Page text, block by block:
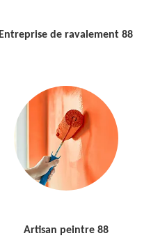
Entreprise de ravalement 88
Artisan peintre 88